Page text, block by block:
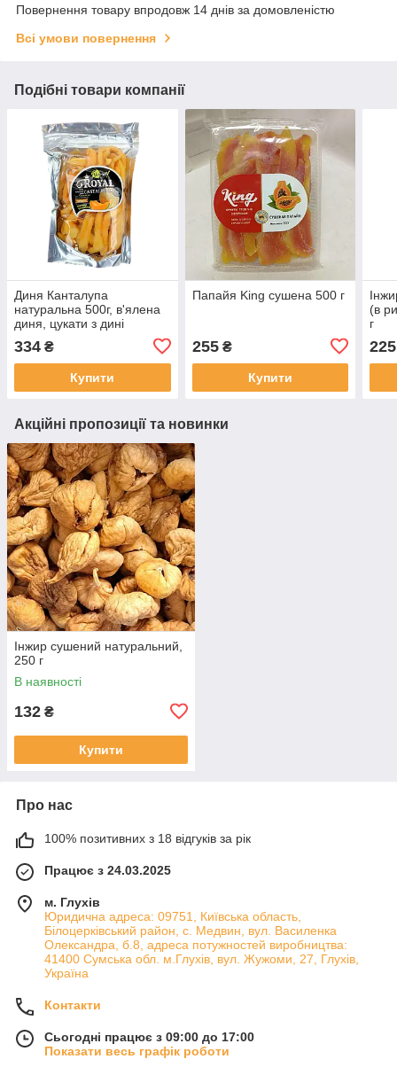
Повернення товару впродовж 14 днів за домовленістю
Всі умови повернення
Подібні товари компанії
Диня Канталупа
натуральна 500г, в'ялена
диня, цукати з дині
334 ₴
Купити
Папайя King сушена 500 г
255₴
Купити
(в
г
225
Акційні пропозиції та новинки
Інжир сушений натуральний,
250 г
В наявності
132 ₴
Купити
Про нас
100% позитивних з 18 відгуків за рік
Працює з 24.03.2025
м. Глухів
Юридична адреса: 09751, Київська область,
Білоцерківський район, с. Медвин, вул. Василенка
Олександра, б.8, адреса потужностей виробництва:
41400 Сумська обл. м.Глухів, вул. Жужоми, 27, Глухів,
Україна
Контакти
Сьогодні працює з 09:00 до 17:00
Показати весь графік роботи